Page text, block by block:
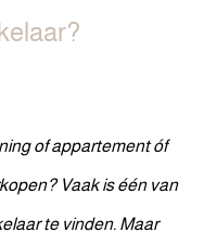
of appartement óf
Vaak is één van
te vinden. Maar